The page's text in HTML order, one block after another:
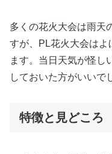
多くの花火大会は雨天
すが、PL花火大会は
ます。当日天気が怪し
しておいた方がいいで
特徴と見どころ